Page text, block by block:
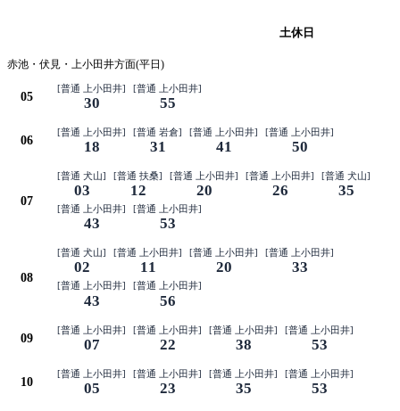
土休日
赤池・伏見・上小田井方面(平日)
05
[普通 上小田井]
30
[普通 上小田井]
55
06
[普通 上小田井]
18
[普通 岩倉]
31
[普通 上小田井]
41
[普通 上小田井]
50
07
[普通 犬山]
03
[普通 扶桑]
12
[普通 上小田井]
20
[普通 上小田井]
26
[普通 犬山]
35
[普通 上小田井]
43
[普通 上小田井]
53
08
[普通 犬山]
02
[普通 上小田井]
11
[普通 上小田井]
20
[普通 上小田井]
33
[普通 上小田井]
43
[普通 上小田井]
56
09
[普通 上小田井]
07
[普通 上小田井]
22
[普通 上小田井]
38
[普通 上小田井]
53
10
[普通 上小田井]
05
[普通 上小田井]
23
[普通 上小田井]
35
[普通 上小田井]
53